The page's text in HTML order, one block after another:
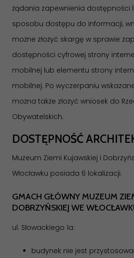
żądania zapewnienia dostępności
sposobu dostępu do informacji,
możne złożyć skargę w sprawie
dostępności cyfrowej strony
mobilnej lub elementu strony
mobilnej. Po wyczerpaniu
można także złożyć wniosek do
Obywatelskich.
DOSTĘPNOŚĆ
Muzeum Ziemi Kujawskiej i
Włocławku posiada 6 lokalizacji.
GMACH GŁÓWNY MUZEUM
DOBRZYŃSKIEJ WE
ul. Słowackiego 1a:
budynek nie jest